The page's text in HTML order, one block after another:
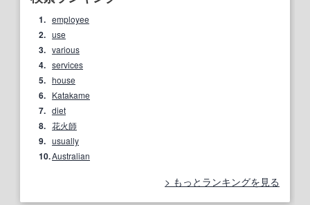
1. employee
2. use
3. various
4. services
5. house
6. Katakame
7. diet
8. 花火師
9. usually
10.Australian
もっとランキングを見る